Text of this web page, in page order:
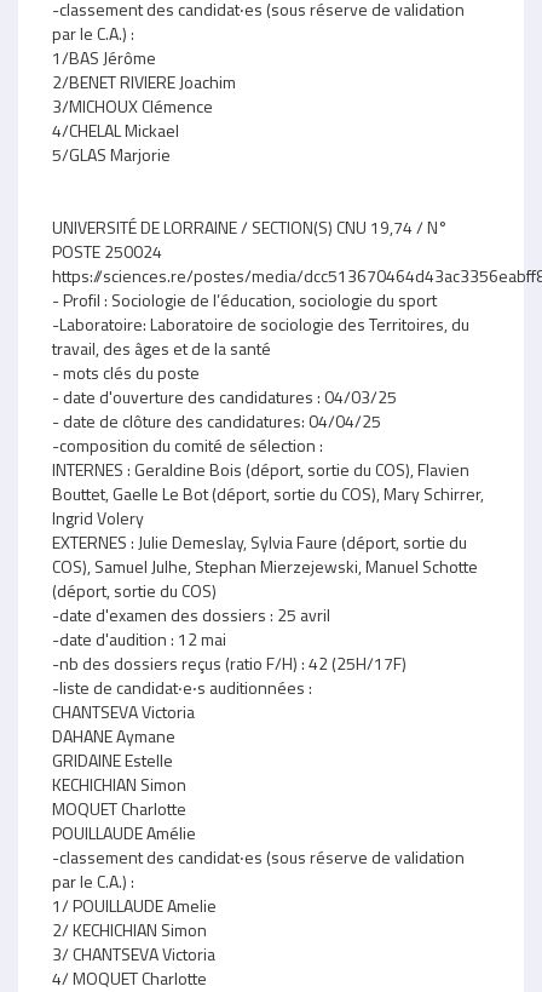
-classement des candidat‧es (sous réserve de validation
par le C.A.) :
1/BAS Jérôme
2/BENET RIVIERE Joachim
3/MICHOUX Clémence
4/CHELAL Mickael
5/GLAS Marjorie
UNIVERSITÉ DE LORRAINE / SECTION(S) CNU 19,74 / N°
POSTE 250024
https://sciences.re/postes/media/
- Profil : Sociologie de l’éducation, sociologie du sport
-Laboratoire: Laboratoire de sociologie des Territoires, du
travail, des âges et de la santé
- mots clés du poste
- date d'ouverture des candidatures : 04/03/25
- date de clôture des candidatures: 04/04/25
-composition du comité de sélection :
INTERNES : Geraldine Bois (déport, sortie du COS), Flavien
Bouttet, Gaelle Le Bot (déport, sortie du COS), Mary Schirrer,
Ingrid Volery
EXTERNES : Julie Demeslay, Sylvia Faure (déport, sortie du
COS), Samuel Julhe, Stephan Mierzejewski, Manuel Schotte
(déport, sortie du COS)
-date d'examen des dossiers : 25 avril
-date d'audition : 12 mai
-nb des dossiers reçus (ratio F/H) : 42 (25H/17F)
-liste de candidat‧e‧s auditionnées :
CHANTSEVA Victoria
DAHANE Aymane
GRIDAINE Estelle
KECHICHIAN Simon
MOQUET Charlotte
POUILLAUDE Amélie
-classement des candidat‧es (sous réserve de validation
par le C.A.) :
1/ POUILLAUDE Amelie
2/ KECHICHIAN Simon
3/ CHANTSEVA Victoria
4/ MOQUET Charlotte